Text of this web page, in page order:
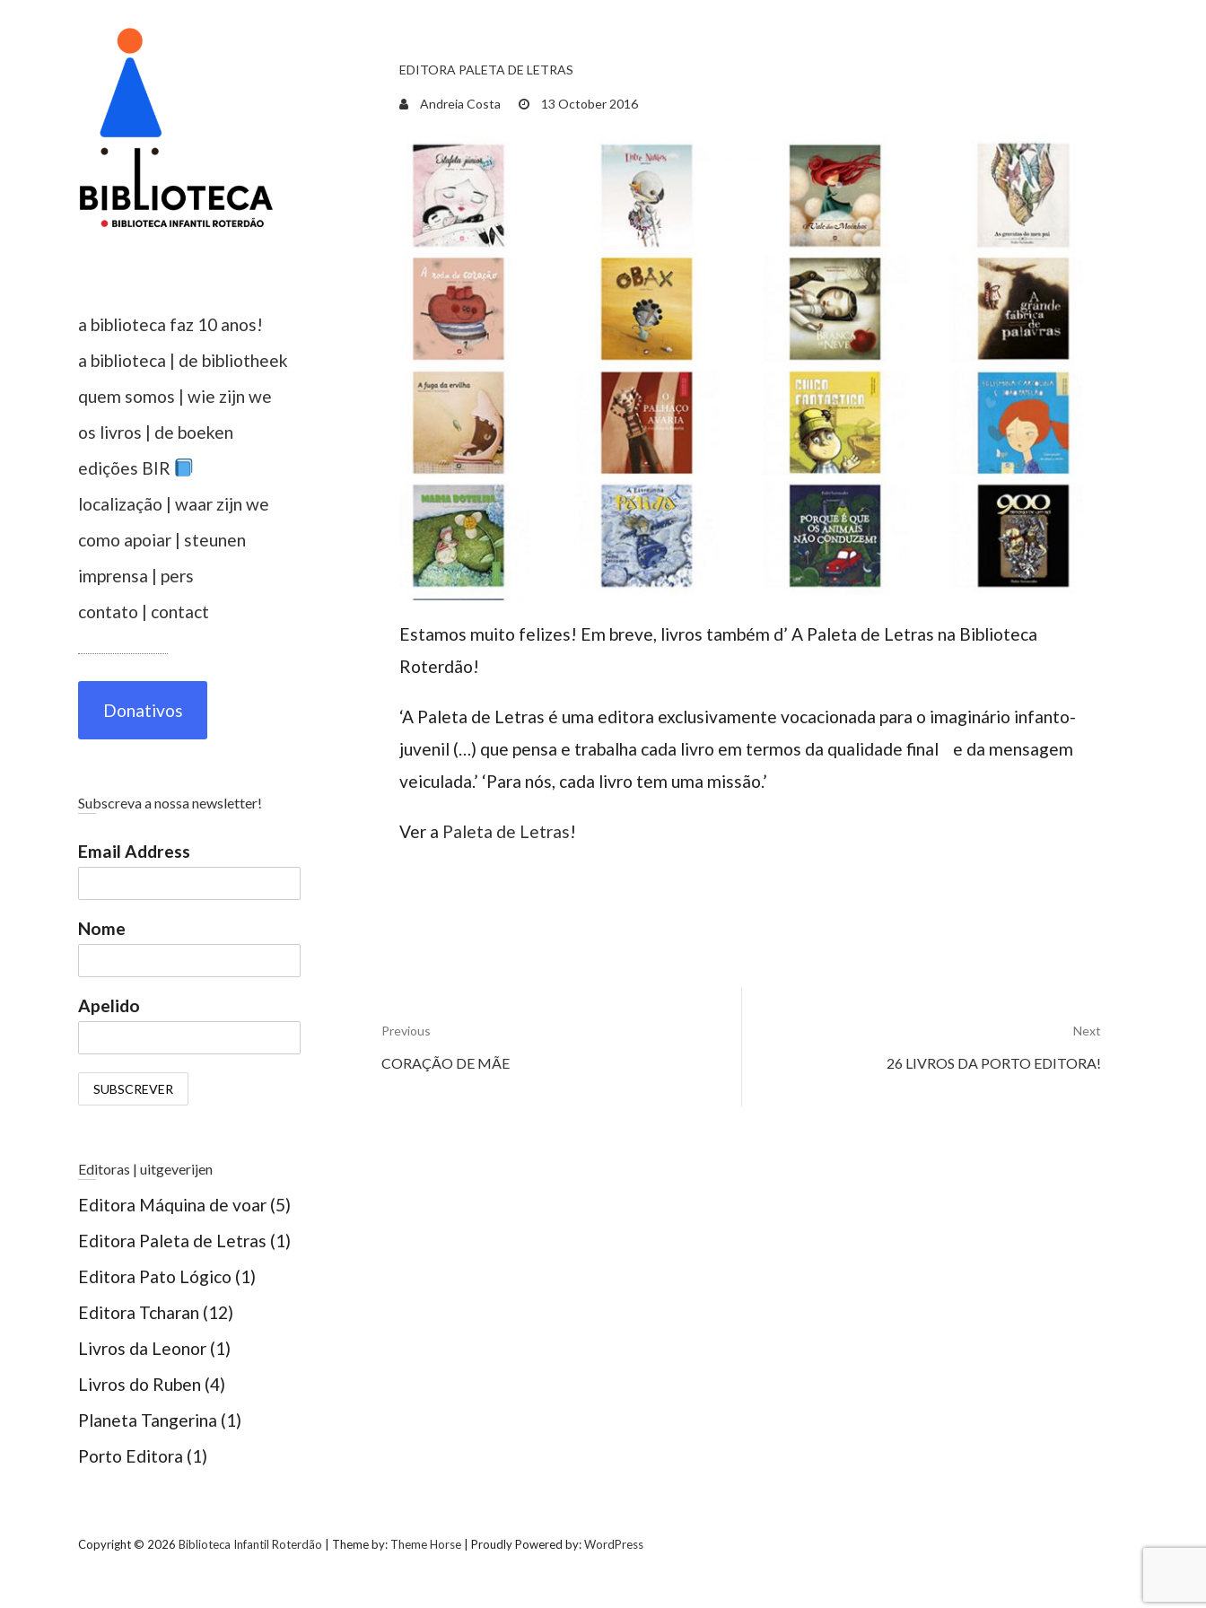
a biblioteca faz 10 anos!
a biblioteca | de bibliotheek
quem somos | wie zijn we
os livros | de boeken
edições BIR
localização | waar zijn we
como apoiar | steunen
imprensa | pers
contato | contact
EDITORA PALETA DE LETRAS
Andreia Costa 13 October 2016
Estamos muito felizes! Em breve, livros também d’ A Paleta de Letras na Biblioteca
Roterdão!
‘A Paleta de Letras é uma editora exclusivamente vocacionada para o imaginário infanto-
juvenil (…) que pensa e trabalha cada livro em termos da qualidade final e da mensagem
veiculada.’ ‘Para nós, cada livro tem uma missão.’
Ver a Paleta de Letras!
Previous
Previous
CORAÇÃO DE MÃE
Next
26 LIVROS DA PORTO EDITORA!
Donativos
Subscreva a nossa newsletter!
Email Address
Nome
Apelido
Editoras | uitgeverijen
Editora Máquina de voar (5)
Editora Paleta de Letras (1)
Editora Pato Lógico (1)
Editora Tcharan (12)
Livros da Leonor (1)
Livros do Ruben (4)
Planeta Tangerina (1)
Porto Editora (1)
Copyright © 2026 Biblioteca Infantil Roterdão | Theme by: Theme Horse | Proudly Powered by:WordPress